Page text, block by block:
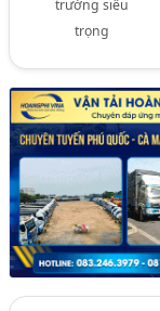
trường siêu
trọng